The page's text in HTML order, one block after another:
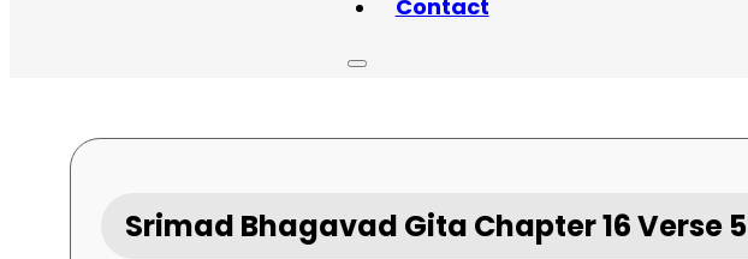
Contact
Srimad Bhagavad Gita Chapter 16 Verse 5